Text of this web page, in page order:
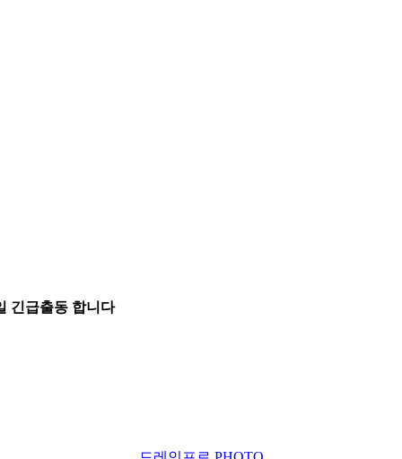
긴급출동 합니다